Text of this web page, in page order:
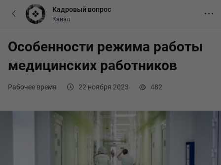
Рабочее время 22 ноября 2023 482
Особенности режима работы
медицинских работников
Кадровый вопрос
Канал